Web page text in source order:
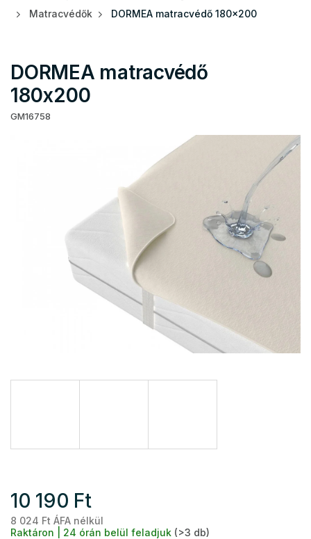
Matracvédők
DORMEA matracvédő 180x200
DORMEA matracvédő
180x200
GM16758
10 190 Ft
8 024 Ft ÁFA nélkül
Raktáron | 24 órán belül feladjuk (>3 db)